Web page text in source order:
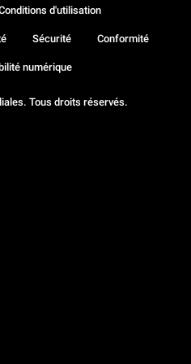
Tous droits réservés.
d'utilisation
Sécurité Conformité
numérique